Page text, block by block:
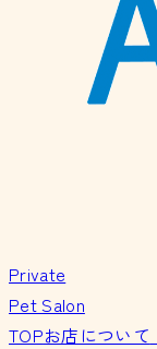
Private
Pet Salon
TOPお店について